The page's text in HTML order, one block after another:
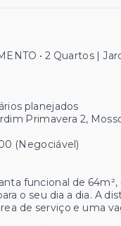
• 2 Quartos |
planejados
Primavera 2,
(Negociável)
funcional de
o seu dia a dia. A
de serviço e uma